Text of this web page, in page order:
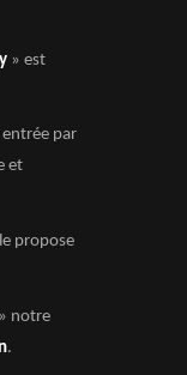
» est
par
et
propose
» notre
.